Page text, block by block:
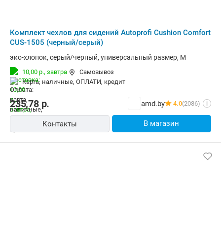
Комплект чехлов для сидений Autoprofi Cushion Comfort
CUS-1505 (черный/серый)
эко-хлопок, серый/черный, универсальный размер, M
10,00 р., завтра
Самовывоз
карта, наличные, ОПЛАТИ, кредит
235,78р. amd.by 4.0(2086) i
Контакты В магазин